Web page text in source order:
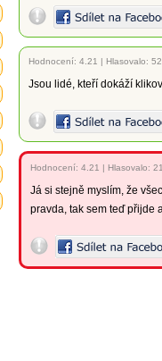
Hodnocení: 4.21 | Hlasovalo: 52
Jsou lidé, kteří dokáží
Hodnocení: 4.21 | Hlasovalo:
Já si stejně myslím, že
pravda, tak sem teď přijde